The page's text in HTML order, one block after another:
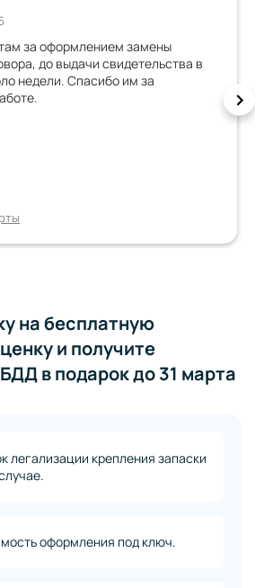
за оформлением замены
до выдачи свидетельства в
недели. Спасибо им за
на бесплатную
и получите
в подарок до 31 марта
легализации крепления запаски
оформления под ключ.